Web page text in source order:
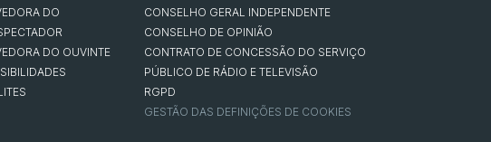
DO
DO OUVINTE
CONSELHO GERAL INDEPENDENTE
CONSELHO DE OPINIÃO
CONTRATO DE CONCESSÃO DO SERVIÇO
PÚBLICO DE RÁDIO E TELEVISÃO
RGPD
GESTÃO DAS DEFINIÇÕES DE COOKIES